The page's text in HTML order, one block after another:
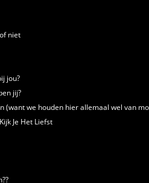
niet
jou?
jij?
(want we houden hier allemaal wel van
Je Het Liefst